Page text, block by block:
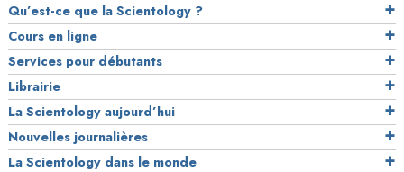
Qu’est-ce que la Scientology ?
Cours en ligne
Services pour débutants
Librairie
La Scientology aujourd’hui
Nouvelles journalières
La Scientology dans le monde